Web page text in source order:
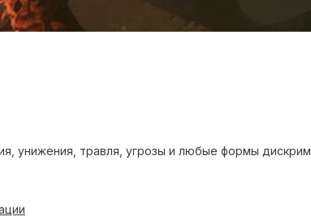
унижения, травля, угрозы и любые формы